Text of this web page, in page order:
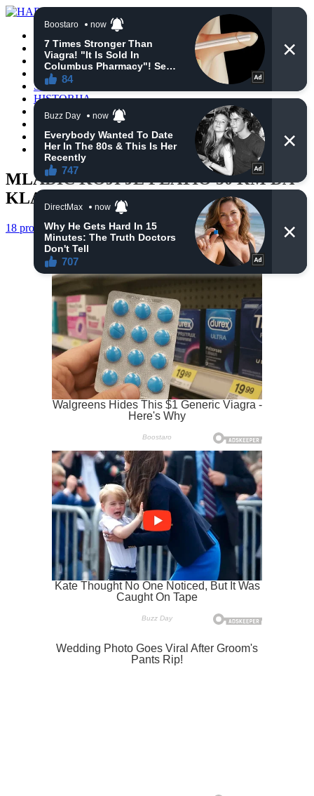
VIJESTI
BIH
TURSKA
SVIJET
HISTORIJA
RELIGIJA
ZANIMLJIVOSTI
CRNA HRONIKA
OBAVIJESTI
MLADIĆ KOJI JE PLATIO 50 KM DA
KLANJA SABAH-NAMAZ
18 prosinca, 2020 haberhana RELIGIJA